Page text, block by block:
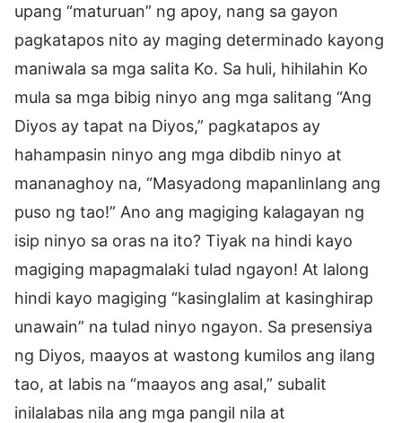
upang “maturuan” ng apoy, nang sa gayon
pagkatapos nito ay maging determinado kayong
maniwala sa mga salita Ko. Sa huli, hihilahin Ko
mula sa mga bibig ninyo ang mga salitang “Ang
Diyos ay tapat na Diyos,” pagkatapos ay
hahampasin ninyo ang mga dibdib ninyo at
mananaghoy na, “Masyadong mapanlinlang ang
puso ng tao!” Ano ang magiging kalagayan ng
isip ninyo sa oras na ito? Tiyak na hindi kayo
magiging mapagmalaki tulad ngayon! At lalong
hindi kayo magiging “kasinglalim at kasinghirap
unawain” na tulad ninyo ngayon. Sa presensiya
ng Diyos, maayos at wastong kumilos ang ilang
tao, at labis na “maayos ang asal,” subalit
inilalabas nila ang mga pangil nila at